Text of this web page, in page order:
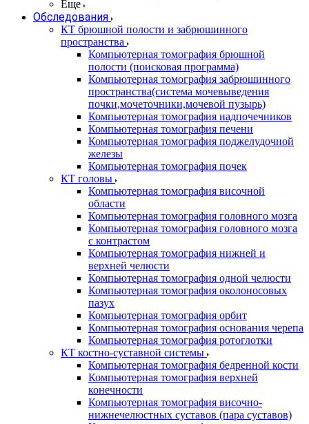
Еще
Обследования
КТ брюшной полости и забрюшинного
пространства
Компьютерная томография брюшной
полости (поисковая программа)
Компьютерная томография забрюшинного
пространства(система мочевыведения
почки,мочеточники,мочевой пузырь)
Компьютерная томография надпочечников
Компьютерная томография печени
Компьютерная томография поджелудочной
железы
Компьютерная томография почек
КТ головы
Компьютерная томография височной
области
Компьютерная томография головного мозга
Компьютерная томография головного мозга
с контрастом
Компьютерная томография нижней и
верхней челюсти
Компьютерная томография одной челюсти
Компьютерная томография околоносовых
пазух
Компьютерная томография орбит
Компьютерная томография основания черепа
Компьютерная томография ротоглотки
КТ костно-суставной системы
Компьютерная томография бедренной кости
Компьютерная томография верхней
конечности
Компьютерная томография височно-
нижнечелюстных суставов (пара суставов)